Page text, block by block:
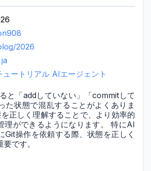
2026
ja
ュートリアル AIエージェント
と「addしていない」「commitして
た状態で混乱することがよくありま
正しく理解することで、より効率的
理ができるようになります。 特にAI
Git操作を依頼する際、状態を正しく
です。